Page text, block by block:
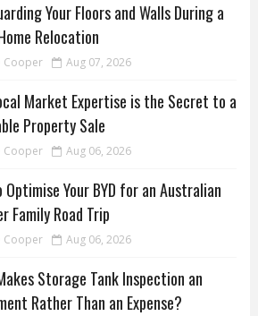
Your Floors and Walls During a
Relocation
Cooper Aug 07, 2026
Market Expertise is the Secret to a
Property Sale
Cooper Aug 06, 2026
Optimise Your BYD for an Australian
Family Road Trip
Cooper Aug 06, 2026
Storage Tank Inspection an
Rather Than an Expense?